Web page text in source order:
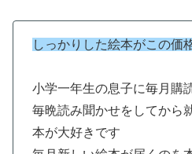
しっかりした絵本がこの価
小学一年生の息子に毎月購
毎晩読み聞かせをしてから
本が大好きです